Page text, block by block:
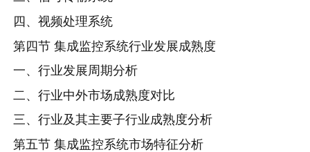
四、视频处理系统
第四节 集成监控系统行业发展成熟度
一、行业发展周期分析
二、行业中外市场成熟度对比
三、行业及其主要子行业成熟度分析
第五节 集成监控系统市场特征分析